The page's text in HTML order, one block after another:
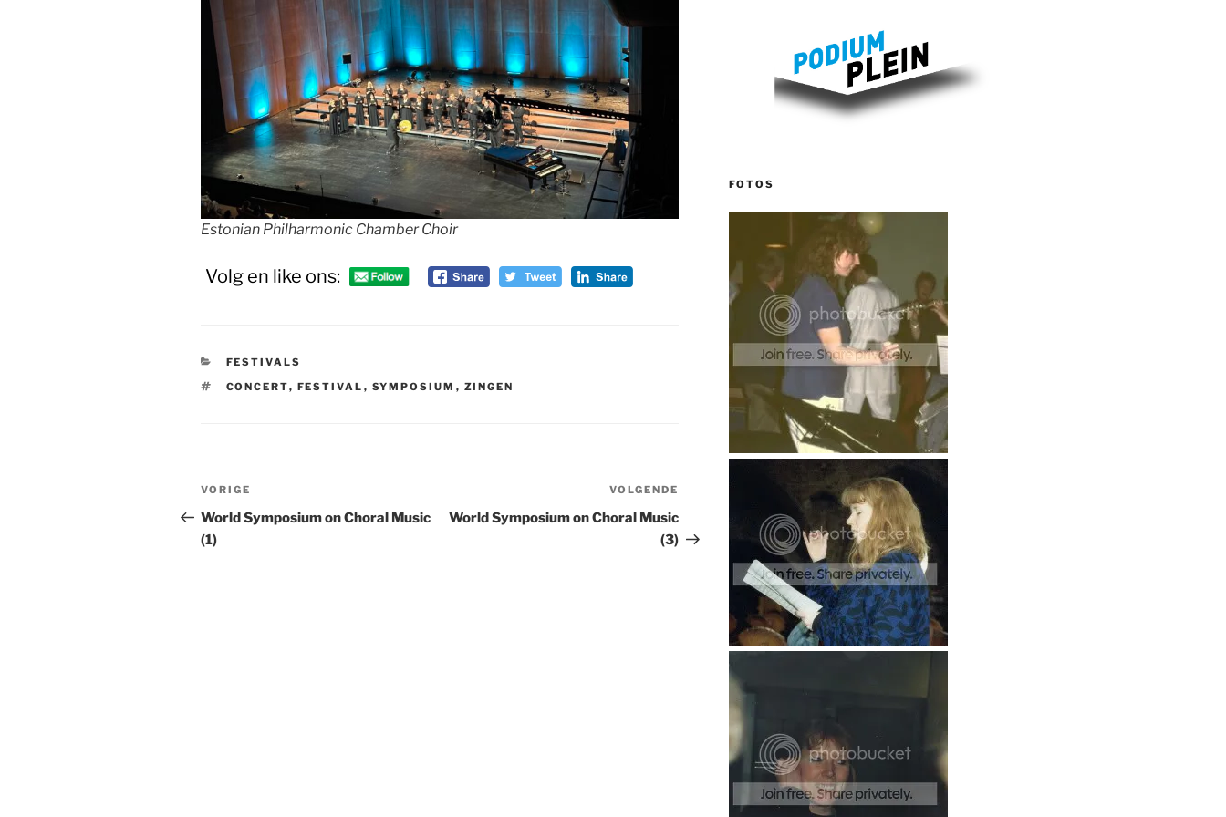
Estonian Philharmonic Chamber Choir
Volg en like ons:
CATEGORIEËN
FESTIVALS
TAGS
CONCERT, FESTIVAL , SYMPOSIUM , ZINGEN
Bericht
navigatie
Vorig
bericht
VORIGE
World Symposium on Choral Music
(1)
bericht
VOLGENDE
World Symposium on Choral Music
(3)
FOTOS